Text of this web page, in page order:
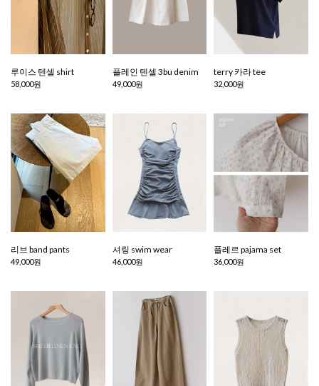
루이스 텐셀 shirt
58,000원
플레인 텐셀 3bu denim
49,000원
terry 카라 tee
32,000원
리브 band pants
49,000원
셔링 swim wear
46,000원
플레르 pajama set
36,000원